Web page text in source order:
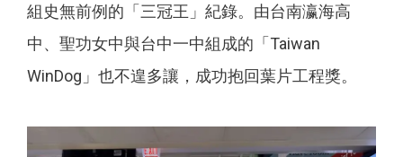
組史無前例的「三冠王」紀錄。由台南瀛海高
中、聖功女中與台中一中組成的「Taiwan
WinDog」也不遑多讓，成功抱回葉片工程獎。